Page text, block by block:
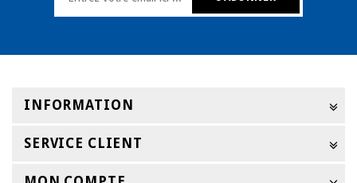
INFORMATION
SERVICE CLIENT